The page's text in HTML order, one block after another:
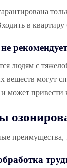
в
людям с
веществ могут
и может
преимущества,